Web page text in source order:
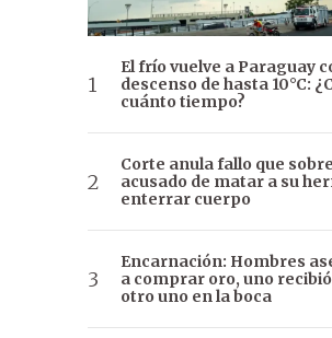
El frío vuelve a Paraguay
descenso de hasta 10°C:
cuánto tiempo?
Corte anula fallo que
acusado de matar a su
enterrar cuerpo
Encarnación: Hombres
a comprar oro, uno
otro uno en la boca